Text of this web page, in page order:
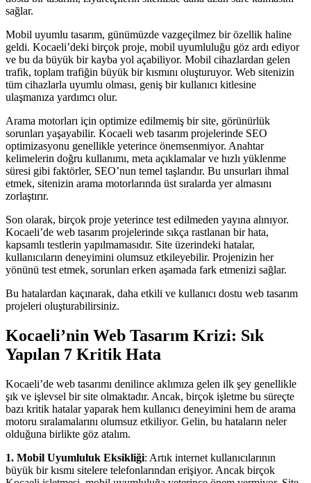
sağlar.
Mobil uyumlu tasarım, günümüzde vazgeçilmez bir özellik haline
geldi. Kocaeli’deki birçok proje, mobil uyumluluğu göz ardı ediyor
ve bu da büyük bir kayba yol açabiliyor. Mobil cihazlardan gelen
trafik, toplam trafiğin büyük bir kısmını oluşturuyor. Web sitenizin
tüm cihazlarla uyumlu olması, geniş bir kullanıcı kitlesine
ulaşmanıza yardımcı olur.
Arama motorları için optimize edilmemiş bir site, görünürlük
sorunları yaşayabilir. Kocaeli web tasarım projelerinde SEO
optimizasyonu genellikle yeterince önemsenmiyor. Anahtar
kelimelerin doğru kullanımı, meta açıklamalar ve hızlı yüklenme
süresi gibi faktörler, SEO’nun temel taşlarıdır. Bu unsurları ihmal
etmek, sitenizin arama motorlarında üst sıralarda yer almasını
zorlaştırır.
Son olarak, birçok proje yeterince test edilmeden yayına alınıyor.
Kocaeli’de web tasarım projelerinde sıkça rastlanan bir hata,
kapsamlı testlerin yapılmamasıdır. Site üzerindeki hatalar,
kullanıcıların deneyimini olumsuz etkileyebilir. Projenizin her
yönünü test etmek, sorunları erken aşamada fark etmenizi sağlar.
Bu hatalardan kaçınarak, daha etkili ve kullanıcı dostu web tasarım
projeleri oluşturabilirsiniz.
Kocaeli’nin Web Tasarım Krizi: Sık
Yapılan 7 Kritik Hata
Kocaeli’de web tasarımı denilince aklımıza gelen ilk şey genellikle
şık ve işlevsel bir site olmaktadır. Ancak, birçok işletme bu süreçte
bazı kritik hatalar yaparak hem kullanıcı deneyimini hem de arama
motoru sıralamalarını olumsuz etkiliyor. Gelin, bu hataların neler
olduğuna birlikte göz atalım.
1. Mobil Uyumluluk Eksikliği: Artık internet kullanıcılarının
büyük bir kısmı sitelere telefonlarından erişiyor. Ancak birçok